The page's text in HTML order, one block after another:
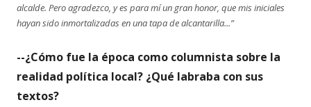
alcalde. Pero agradezco, y es para mí un gran honor, que mis iniciales
hayan sido inmortalizadas en una tapa de alcantarilla...”
--¿Cómo fue la época como columnista sobre la
realidad política local? ¿Qué labraba con sus
textos?